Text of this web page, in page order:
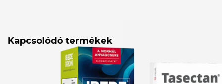
Kapcsolódó termékek